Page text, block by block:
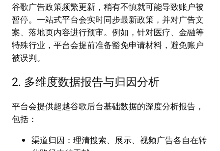
谷歌广告政策频繁更新，稍有不慎就可能导致账户被
暂停。一站式平台会实时同步最新政策，并对广告文
案、落地页内容进行预审。例如，针对医疗、金融等
特殊行业，平台会提前准备豁免申请材料，避免账户
被误判。
2. 多维度数据报告与归因分析
平台会提供超越谷歌后台基础数据的深度分析报告，
包括：
渠道归因：理清搜索、展示、视频广告各自在转